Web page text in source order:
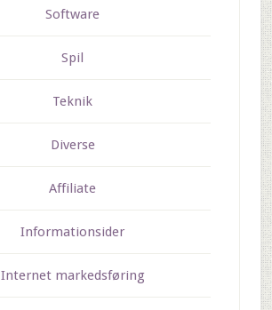
Software
Spil
Teknik
Diverse
Affiliate
Informationsider
Internet markedsføring